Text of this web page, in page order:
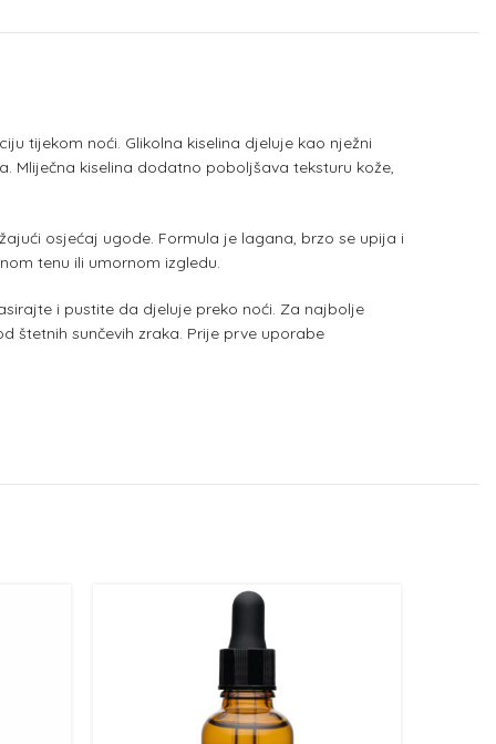
tijekom noći. Glikolna kiselina djeluje kao nježni
Mliječna kiselina dodatno poboljšava teksturu kože,
osjećaj ugode. Formula je lagana, brzo se upija i
tenu ili umornom izgledu.
i pustite da djeluje preko noći. Za najbolje
štetnih sunčevih zraka. Prije prve uporabe